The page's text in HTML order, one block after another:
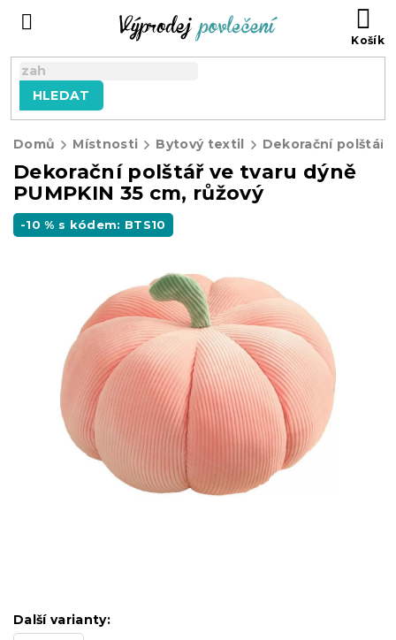
HLEDAT
Domů Místnosti Bytový textil Dekorační
Dekorační polštář ve tvaru dýně
PUMPKIN 35 cm, růžový
-10 % s kódem: BTS10
Další varianty: